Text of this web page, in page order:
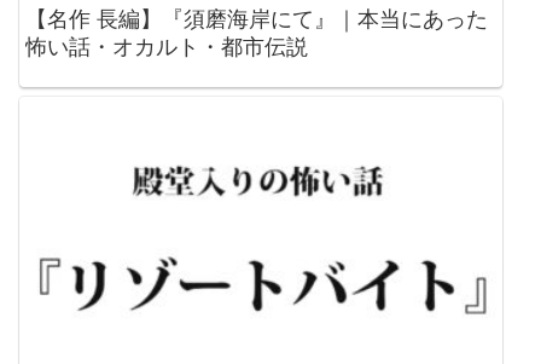
【名作 長編】『須磨海岸にて』｜本当にあった
怖い話・オカルト・都市伝説